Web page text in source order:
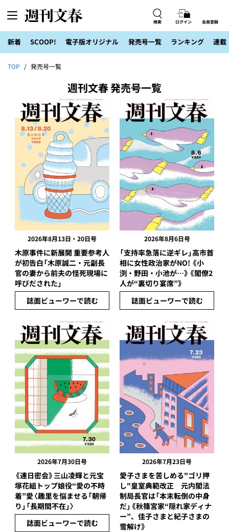
検索 ログイン 会員登録
新着 SCOOP! 電子版オリジナル 発売号一覧 ランキング 連載
TOP 発売号一覧
週刊文春 発売号一覧
2026年8月13日・20日号
木原事件に新展開 重要参考人
が初告白「木原誠二・元副長
官の妻から前夫の怪死現場に
呼びだされた」
誌面ビューワーで読む
2026年8月6日号
「支持率急落に逆ギレ」高市首
相に女性政治家がNO! 《小
渕・野田・小池が…》《閣僚2
人が“裏切り宴席”》
誌面ビューワーで読む
2026年7月30日号
《連日密会》三山凌輝と元宝
塚花組トップ娘役“愛の不時
着”愛〈趣里を悩ませる「朝帰
り」「長期間不在」〉
誌面ビューワーで読む
2026年7月23日号
愛子さまを苦しめる"ゴリ押
し"皇室典範改正 元内閣法
制局長官は「本末転倒の中身
だ」《秋篠宮家“隠れ家ディナ
ー”、佳子さまと紀子さまの
雪解け》